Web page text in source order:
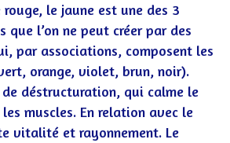
le jaune est une des 3
que l’on ne peut créer par des
par associations, composent les
orange, violet, brun, noir).
de déstructuration, qui calme le
muscles. En relation avec le
vitalité et rayonnement. Le